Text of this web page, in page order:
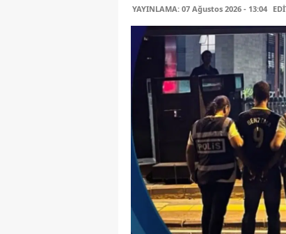
YAYINLAMA: 07 Ağustos 2026 - 13:04